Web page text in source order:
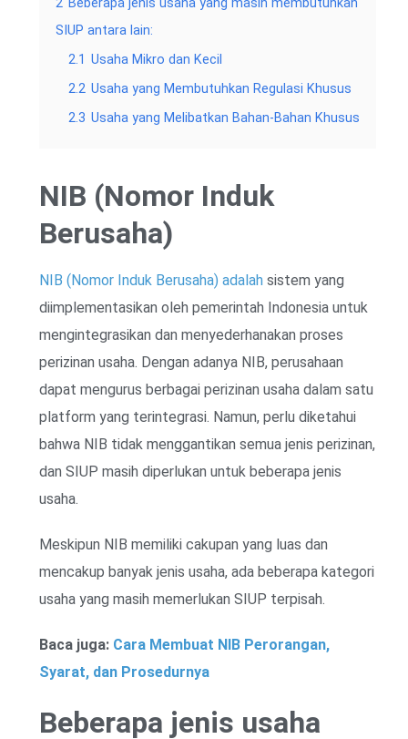
SIUP antara lain:
2.1 Usaha Mikro dan Kecil
2.2 Usaha yang Membutuhkan Regulasi Khusus
2.3 Usaha yang Melibatkan Bahan-Bahan Khusus
NIB (Nomor Induk
Berusaha)
NIB (Nomor Induk Berusaha) adalah sistem yang
diimplementasikan oleh pemerintah Indonesia untuk
mengintegrasikan dan menyederhanakan proses
perizinan usaha. Dengan adanya NIB, perusahaan
dapat mengurus berbagai perizinan usaha dalam satu
platform yang terintegrasi. Namun, perlu diketahui
bahwa NIB tidak menggantikan semua jenis perizinan,
dan SIUP masih diperlukan untuk beberapa jenis
usaha.
Meskipun NIB memiliki cakupan yang luas dan
mencakup banyak jenis usaha, ada beberapa kategori
usaha yang masih memerlukan SIUP terpisah.
Baca juga: Cara Membuat NIB Perorangan,
Syarat, dan Prosedurnya
Beberapa jenis usaha